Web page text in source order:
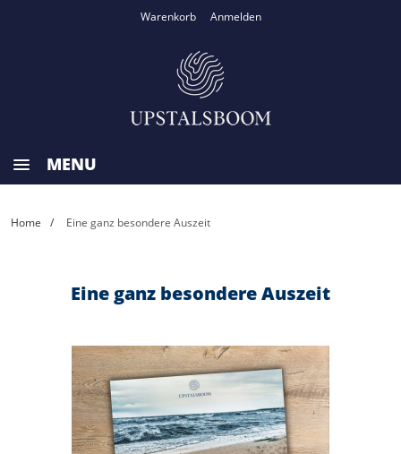
Warenkorb Anmelden
MENU
Home Eine ganz besondere Auszeit
Eine ganz besondere Auszeit